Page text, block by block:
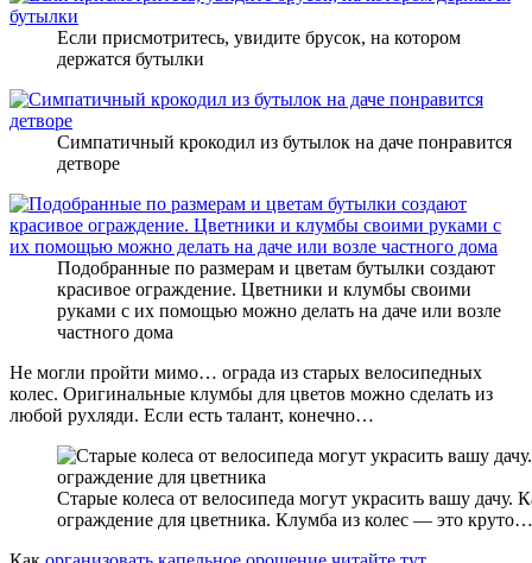
Если присмотритесь, увидите брусок, на котором
держатся бутылки
Симпатичный крокодил из бутылок на даче понравится
детворе
Подобранные по размерам и цветам бутылки создают
красивое ограждение. Цветники и клумбы своими
руками с их помощью можно делать на даче или возле
частного дома
Не могли пройти мимо… ограда из старых велосипедных
колес. Оригинальные клумбы для цветов можно сделать из
любой рухляди. Если есть талант, конечно…
Старые колеса от велосипеда могут украсить вашу дачу.
ограждение для цветника. Клумба из колес — это круто…